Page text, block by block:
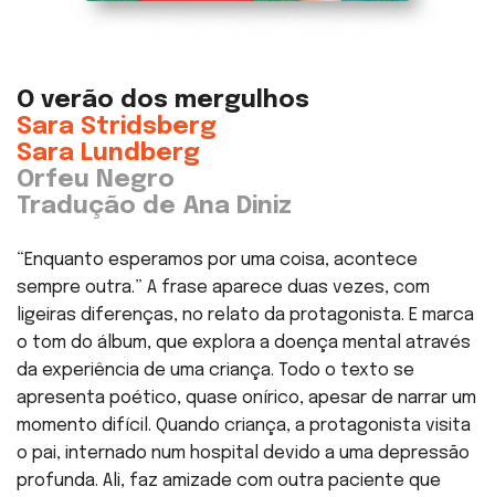
O verão dos mergulhos
Sara Stridsberg
Sara Lundberg
Orfeu Negro
Tradução de Ana Diniz
“Enquanto esperamos por uma coisa, acontece
sempre outra.” A frase aparece duas vezes, com
ligeiras diferenças, no relato da protagonista. E marca
o tom do álbum, que explora a doença mental através
da experiência de uma criança. Todo o texto se
apresenta poético, quase onírico, apesar de narrar um
momento difícil. Quando criança, a protagonista visita
o pai, internado num hospital devido a uma depressão
profunda. Ali, faz amizade com outra paciente que